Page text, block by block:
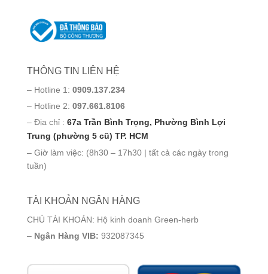
THÔNG TIN LIÊN HỆ
– Hotline 1: 0909.137.234
– Hotline 2: 097.661.8106
– Địa chỉ : 67a Trần Bình Trọng, Phường Bình Lợi
Trung (phường 5 cũ) TP. HCM
– Giờ làm việc: (8h30 – 17h30 | tất cả các ngày trong
tuần)
TÀI KHOẢN NGÂN HÀNG
CHỦ TÀI KHOẢN: Hộ kinh doanh Green-herb
– Ngân Hàng VIB: 932087345